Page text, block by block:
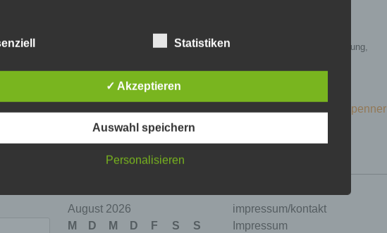
artikel über die →
Allgemein Historisches abgelegt und mit kriminelle vereinigung,
moondog, der | penner
August 2026
M
D M D F S
S
impressum/kontakt
Impressum
Statistiken
✓ Akzeptieren
Auswahl speichern
Personalisieren